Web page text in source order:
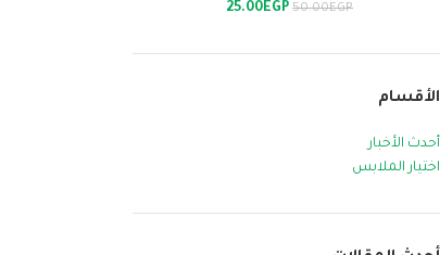
50.00EGP
25.00EGP
الأقسام
أحدث الأخبار
اختيار الملابس